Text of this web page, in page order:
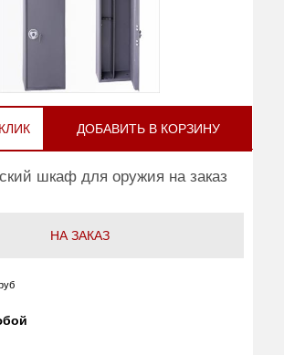
ДОБАВИТЬ В КОРЗИНУ
шкаф для оружия на заказ
НА ЗАКАЗ